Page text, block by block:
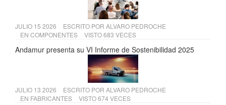
JULIO 15 2026 ESCRITO POR ALVARO PEDROCHE
EN COMPONENTES VISTO 683 VECES
Andamur presenta su VI Informe de Sostenibilidad 2025
JULIO 13 2026 ESCRITO POR ALVARO PEDROCHE
EN FABRICANTES VISTO 674 VECES